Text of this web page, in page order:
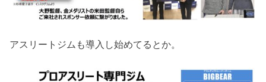
アスリートジムも導入し始めてるとか。